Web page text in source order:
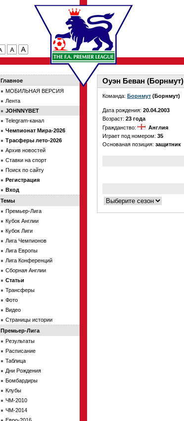
Оуэн Беван (Борнмут)
Команда: Борнмут (Борнмут)
Дата рождения: 20.04.2003
Возраст: 23 года
Гражданство:
Англия
Играет под номером: 35
Основаная позиция: защитник
Главное
МОБИЛЬНАЯ ВЕРСИЯ
Лента
JOHNNYBET
Telegram-канал
Чемпионат Мира-2026
Трасферы лето-2026
Архив новостей
Ставки на спорт
Поиск по сайту
Регистрация
Вход
Темы
Премьер-Лига
Кубок Англии
Кубок Лиги
Лига Чемпионов
Лига Европы
Лига Конференций
Сборная Англии
Статьи
Трансферы
Фото
Видео
Страницы истории
Премьер-Лига
Результаты
Расписание
Таблица
Дни Рождения
Бомбардиры
Клубы
ЧМ-2010
ЧМ-2014